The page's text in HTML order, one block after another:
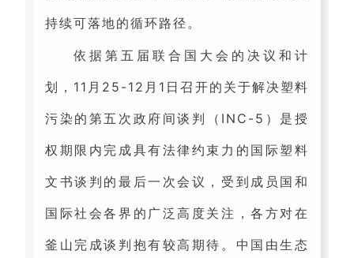
持续可落地的循环路径。
依据第五届联合国大会的决议和计
划，11月25-12月1日召开的关于解决塑料
污染的第五次政府间谈判（INC-5）是授
权期限内完成具有法律约束力的国际塑料
文书谈判的最后一次会议，受到成员国和
国际社会各界的广泛高度关注，各方对在
釜山完成谈判抱有较高期待。中国由生态